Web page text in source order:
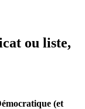
ou liste,
(et